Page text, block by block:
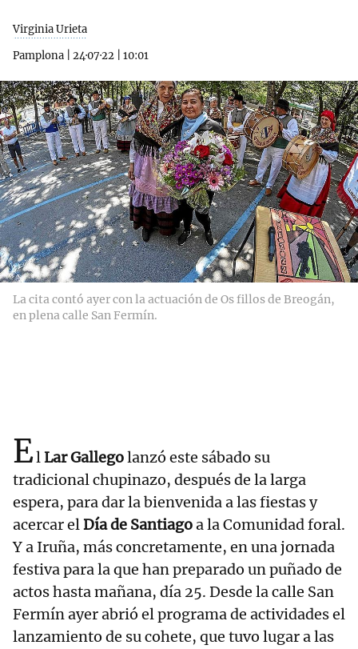
Virginia Urieta
Pamplona
24·07·22 10:01
La cita contó ayer con la actuación de Os fillos de Breogán,
en plena calle San Fermín.
ElLar Gallegolanzó este sábado su
tradicional chupinazo, después de la larga
espera, para dar la bienvenida a las fiestas y
acercar elDía de Santiagoa la Comunidad foral.
Y a Iruña, más concretamente, en una jornada
festiva para la que han preparado un puñado de
actos hasta mañana, día 25. Desde la calle San
Fermín ayer abrió el programa de actividades el
lanzamiento de su cohete, que tuvo lugar a las